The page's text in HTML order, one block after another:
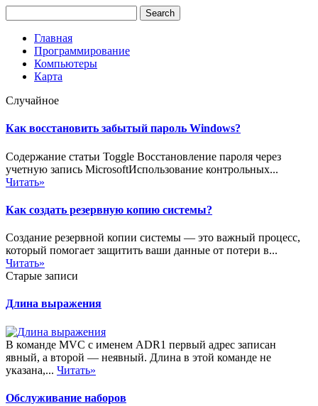
Главная
Программирование
Компьютеры
Карта
Случайное
Как восстановить забытый пароль Windows?
Содержание статьи Toggle Восстановление пароля через
учетную запись MicrosoftИспользование контрольных...
Читать»
Как создать резервную копию системы?
Создание резервной копии системы — это важный процесс,
который помогает защитить ваши данные от потери в...
Читать»
Старые записи
Длина выражения
В команде MVC с именем ADR1 первый адрес записан
явный, а второй — неявный. Длина в этой команде не
указана,... Читать»
Обслуживание наборов